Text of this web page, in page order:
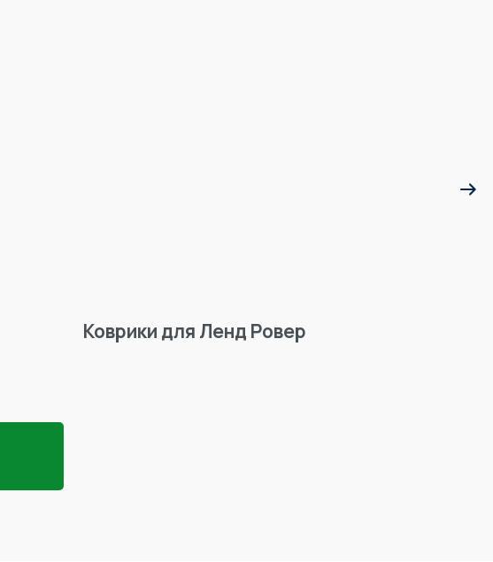
Коврики для Ленд Ровер